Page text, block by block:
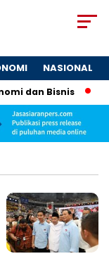
NASIONAL
dan Bisnis